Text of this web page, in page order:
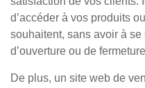
d’accéder à vos produits
souhaitent, sans avoir à
d’ouverture ou de
De plus, un site web de